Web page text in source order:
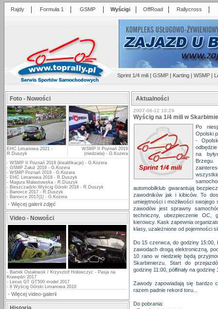
Rajdy | Formuła 1 | GSMP | Wyścigi | OffRoad | Rallycross |
Sprint 1/4 mili | GSMP | Karting | WSMP |
Foto - Nowości
EHC Limanowa 2021 -
R.Duszyk
WSMP II Poznań 2019
(niedziela) - G.Kozera
- WSMP II Poznań 2019 (kwalifikacje) - G.Kozera
- GSMP Załuż 2019 - G.Kozera
- WSMP Poznań 2019 - G.Kozera
- EHC Limanowa 2018 - R.Duszyk
- Magura Małastowska - R.Duszyk
- Bieszczadzki Wyścig Górski 2018 - R.Duszyk
- Banovce 2017 - R.Duszyk
- Banovce 2017(1) - G.Kozera
- Więcej galerii zdjęć
Video - Nowości
- Bartek Ostałowsk / Krzysztof Hołowczyc - Pasja na
Krawędzi 2017
- Lexus GT GT500 model 2017
- 8 Wyścig Górski Limanowa 2016
- Więcej video-galerii
Aktualności
2007-06-12 10:29
Wyścig na 1/4 mili w
Po
Opolski
-
na
automobilklub gwarantują
zawodników jak i kibiców. To
umiejętności i możliwości swojego
zawodów jest sprawny
techniczny, ubezpieczenie OC,
kierowcy. Kask zapewnia
klasy, uzależnione od pojemności
Do 15 czerwca, do godziny 15:00,
zawodach drogą elektroniczną,
10 rano w niedzielę będą
Skarbimierzu. Start do
godzinę 11:00, półfinały na
Zawody zapowiadają się bardzo
razem padnie rekord toru...
Do pobrania: